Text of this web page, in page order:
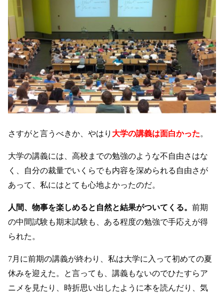
さすがと言うべきか、やはり 大学の講義は面白かった。
大学の講義には、高校までの勉強のような不自由さはな
く、自分の裁量でいくらでも内容を深められる自由さが
あって、私にはとても心地よかったのだ。
人間、物事を楽しめると自然と結果がついてくる。前期
の中間試験も期末試験も、ある程度の勉強で手応えが得
られた。
7月に前期の講義が終わり、私は大学に入って初めての夏
休みを迎えた。と言っても、講義もないのでひたすらア
ニメを見たり、時折思い出したように本を読んだり、気